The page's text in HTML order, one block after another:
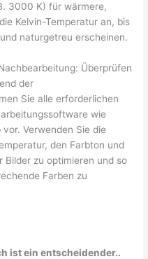
3000 K) für wärmere,
Kelvin-Temperatur an, bis
naturgetreu erscheinen.
Überprüfen
der
Sie alle erforderlichen
wie
Verwenden Sie die
den Farbton und
Bilder zu optimieren und so
Farben zu
ist ein entscheidender..